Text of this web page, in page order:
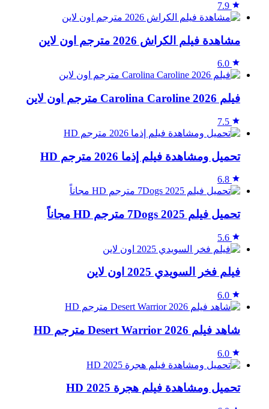
7.9
مشاهدة فيلم الكراش 2026 مترجم اون لاين
6.0
فيلم Carolina Caroline 2026 مترجم اون لاين
7.5
تحميل ومشاهدة فيلم إذما 2026 مترجم HD
6.8
تحميل فيلم 7Dogs 2025 مترجم HD مجاناً
5.6
فيلم فخر السويدي 2025 اون لاين
6.0
شاهد فيلم Desert Warrior 2026 مترجم HD
6.0
تحميل ومشاهدة فيلم هجرة 2025 HD